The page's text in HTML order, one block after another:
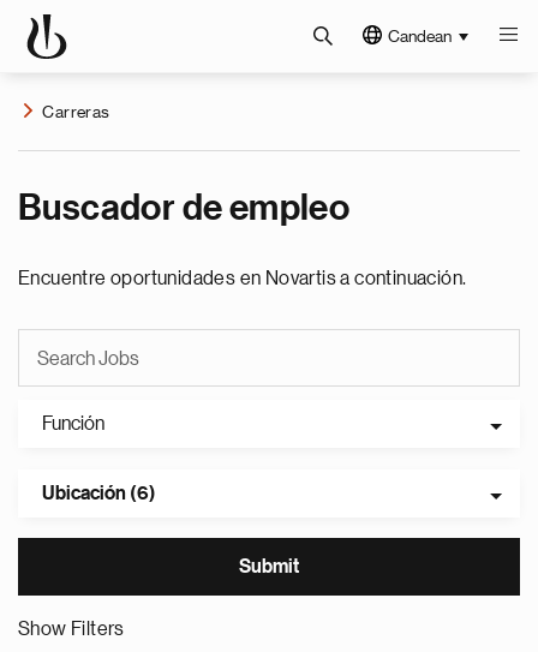
Candean
Carreras
Buscador de empleo
Encuentre oportunidades en Novartis a continuación.
Función
Ubicación (6)
Show Filters